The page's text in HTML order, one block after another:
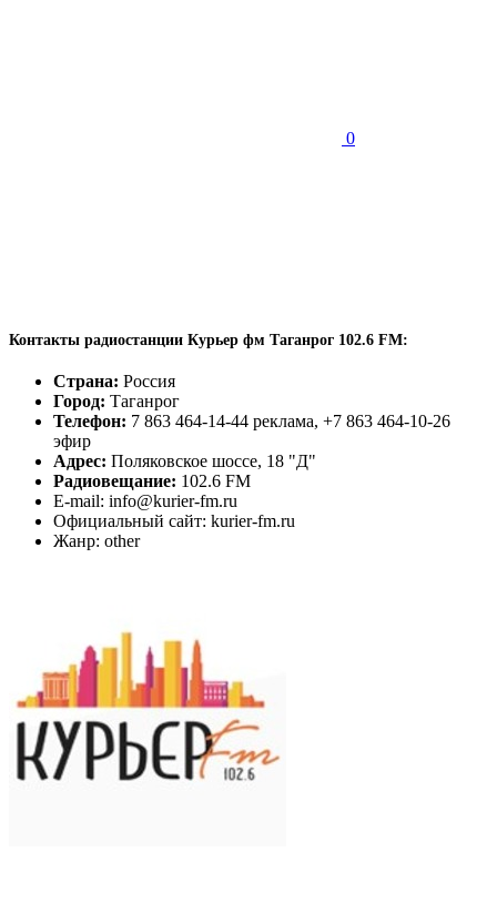
0
Контакты радиостанции Курьер фм Таганрог 102.6 FM:
Страна: Россия
Город: Таганрог
Телефон: 7 863 464-14-44 реклама, +7 863 464-10-26
эфир
Адрес: Поляковское шоссе, 18 "Д"
Радиовещание: 102.6 FM
E-mail: info@kurier-fm.ru
Официальный сайт: kurier-fm.ru
Жанр: other